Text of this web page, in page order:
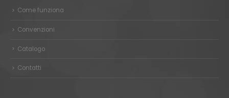
Come funziona
Convenzioni
Catalogo
Contatti